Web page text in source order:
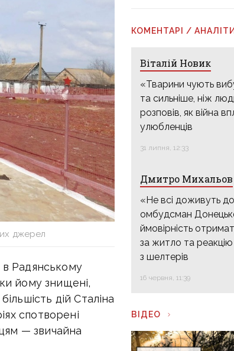
джерел
в Радянському
йому знищені,
дій Сталіна
спотворені
— звичайна
КОМЕНТАРІ /
Віталій Новик
«Тварини чують
та сильніше, ніж
розповів, як війна
улюбленців
31 липня, 12:33
Дмитро Михальов
«Не всі доживуть
омбудсман
ймовірність
за житло та
з шелтерів
16 червня, 11:39
ВІДЕО